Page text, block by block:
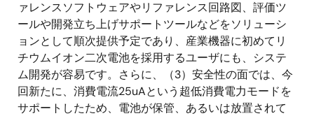
ァレンスソフトウェアやリファレンス回路図、評価ツ
ールや開発立ち上げサポートツールなどをソリューシ
ョンとして順次提供予定であり、産業機器に初めてリ
チウムイオン二次電池を採用するユーザにも、システ
ム開発が容易です。さらに、（3）安全性の面では、今
回新たに、消費電流25uAという超低消費電力モードを
サポートしたため、電池が保管、あるいは放置されて